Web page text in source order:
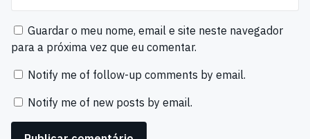
Guardar o meu nome, email e site neste navegador
para a próxima vez que eu comentar.
Notify me of follow-up comments by email.
Notify me of new posts by email.